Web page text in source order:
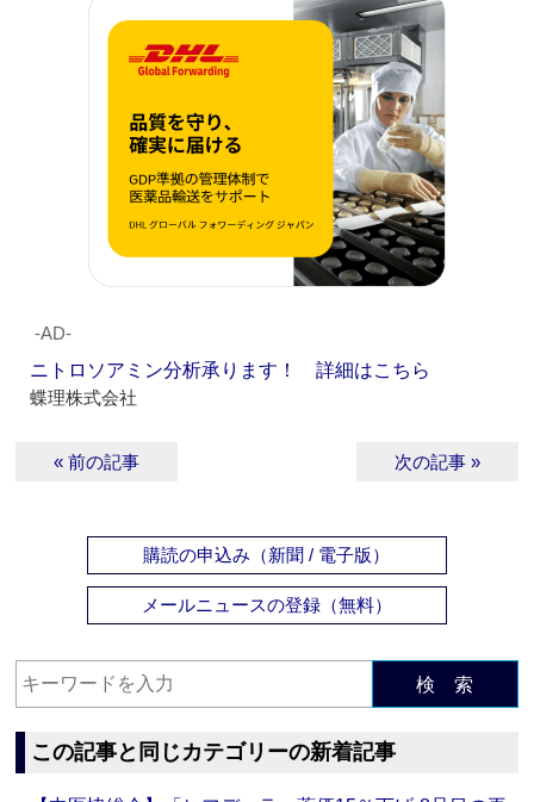
‐AD‐
ニトロソアミン分析承ります！ 詳細はこちら
蝶理株式会社
« 前の記事 次の記事 »
購読の申込み（新聞 / 電子版）
メールニュースの登録（無料）
検 索
この記事と同じカテゴリーの新着記事